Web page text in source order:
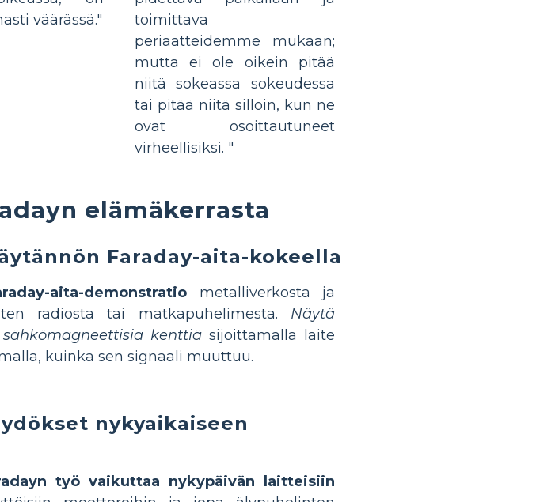
väärässä."
toimittava
periaatteidemme mukaan;
mutta ei ole oikein pitää
niitä sokeassa sokeudessa
tai pitää niitä silloin, kun ne
ovat osoittautuneet
virheellisiksi. "
elämäkerrasta
Faraday-aita-kokeella
aita-demonstratio metalliverkosta ja
radiosta tai matkapuhelimesta. Näytä
kenttiäsijoittamalla laite
kuinka sen signaali muuttuu.
nykyaikaiseen
työ vaikuttaa nykypäivän laitteisiin